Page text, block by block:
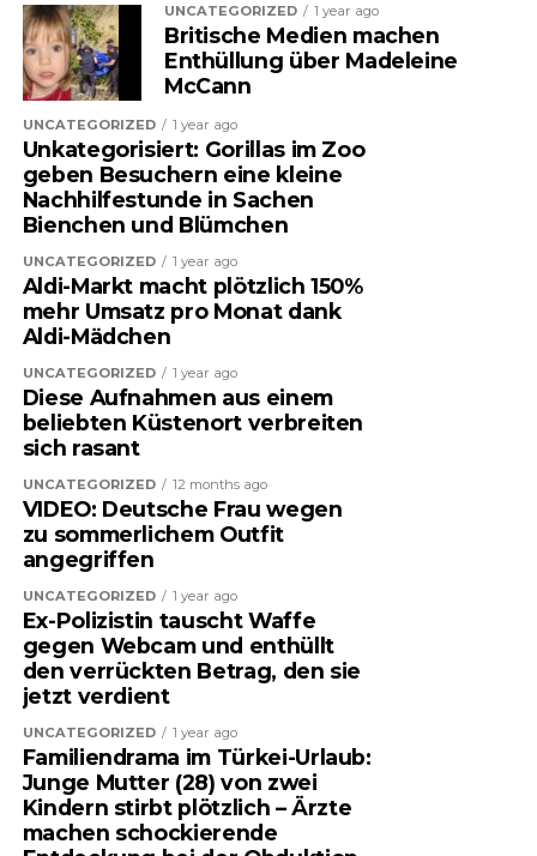
UNCATEGORIZED 1 year ago
Britische Medien machen
Enthüllung über Madeleine
McCann
UNCATEGORIZED 1 year ago
Unkategorisiert: Gorillas im Zoo
geben Besuchern eine kleine
Nachhilfestunde in Sachen
Bienchen und Blümchen
UNCATEGORIZED 1 year ago
Aldi-Markt macht plötzlich 150%
mehr Umsatz pro Monat dank
Aldi-Mädchen
UNCATEGORIZED 1 year ago
Diese Aufnahmen aus einem
beliebten Küstenort verbreiten
sich rasant
UNCATEGORIZED 12 months ago
VIDEO: Deutsche Frau wegen
zu sommerlichem Outfit
angegriffen
UNCATEGORIZED 1 year ago
Ex-Polizistin tauscht Waffe
gegen Webcam und enthüllt
den verrückten Betrag, den sie
jetzt verdient
UNCATEGORIZED 1 year ago
Familiendrama im Türkei-Urlaub:
Junge Mutter (28) von zwei
Kindern stirbt plötzlich – Ärzte
machen schockierende